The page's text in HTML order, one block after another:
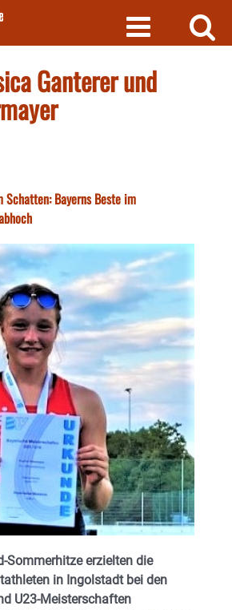
Ganterer und
Bayerns Beste im
Sommerhitze erzielten die
in Ingolstadt bei den
U23-Meisterschaften